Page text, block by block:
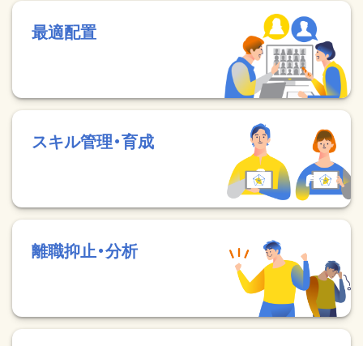
最適配置
スキル管理・育成
離職抑止・分析